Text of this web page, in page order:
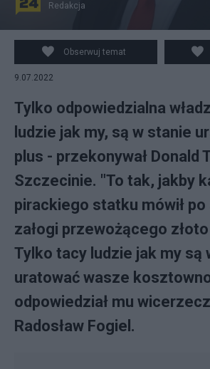
Radosław Fogiel, fot. pis.org.pl
Redakcja
Obserwuj temat
9.07.2022
Tylko odpowiedzialna
ludzie jak my, są w stanie
plus - przekonywał Donald
Szczecinie. "To tak, jakby
pirackiego statku mówił po
załogi przewożącego
Tylko tacy ludzie jak my są
uratować wasze
odpowiedział mu
Radosław Fogiel.